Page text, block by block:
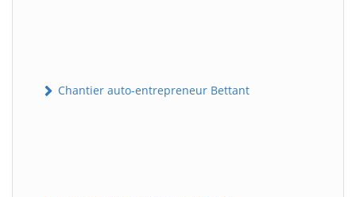
Chantier auto-entrepreneur Bettant